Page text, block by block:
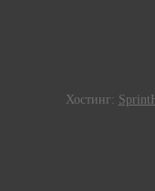
Хостинг: